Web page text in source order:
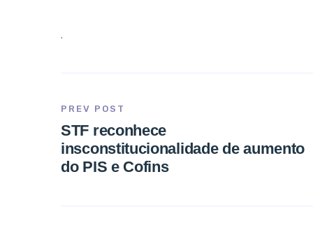
.
PREV POST
STF reconhece
insconstitucionalidade de aumento
do PIS e Cofins